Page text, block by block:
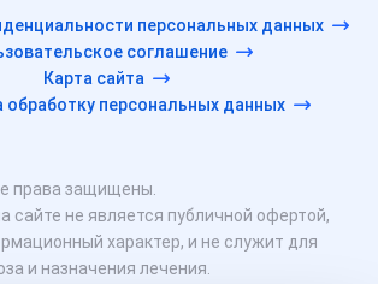
персональных данных
соглашение
Карта сайта
обработку персональных данных
права защищены.
сайте не является публичной офертой,
характер, и не служит для
и назначения лечения.